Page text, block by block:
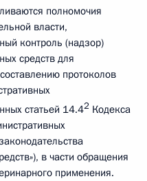
полномочия
власти,
контроль (надзор)
средств для
протоколов
статьей 14.42 Кодекса
в части обращения
применения.